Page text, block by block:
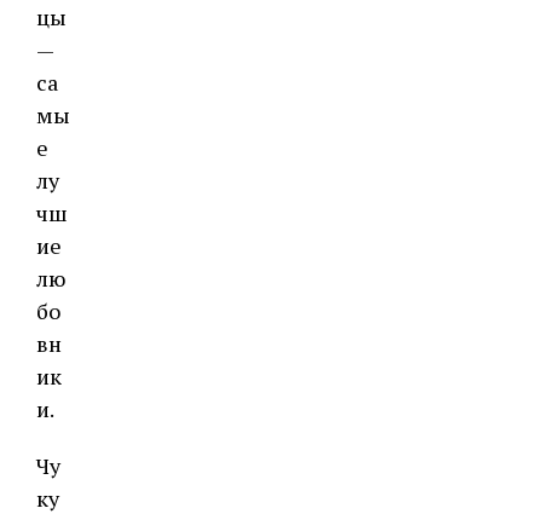
цы
—
са
мы
е
лу
чш
ие
лю
бо
вн
ик
и.
Чу
ку